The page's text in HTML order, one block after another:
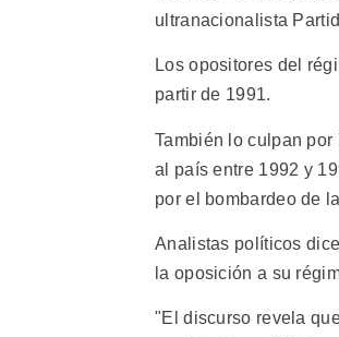
ultranacionalista
Los opositores del
partir de 1991.
También lo culpan
al país entre 1992 y
por el bombardeo de
Analistas políticos
la oposición a su
"El discurso revela